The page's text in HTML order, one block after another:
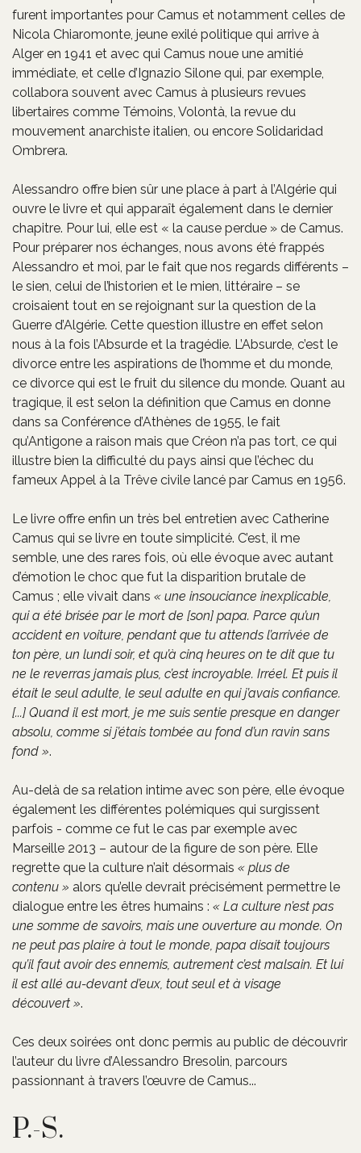
furent importantes pour Camus et notamment celles de
Nicola Chiaromonte, jeune exilé politique qui arrive à
Alger en 1941 et avec qui Camus noue une amitié
immédiate, et celle d’Ignazio Silone qui, par exemple,
collabora souvent avec Camus à plusieurs revues
libertaires comme Témoins, Volontà, la revue du
mouvement anarchiste italien, ou encore Solidaridad
Ombrera.
Alessandro offre bien sûr une place à part à l’Algérie qui
ouvre le livre et qui apparaît également dans le dernier
chapitre. Pour lui, elle est « la cause perdue » de Camus.
Pour préparer nos échanges, nous avons été frappés
Alessandro et moi, par le fait que nos regards différents –
le sien, celui de l’historien et le mien, littéraire – se
croisaient tout en se rejoignant sur la question de la
Guerre d’Algérie. Cette question illustre en effet selon
nous à la fois l’Absurde et la tragédie. L’Absurde, c’est le
divorce entre les aspirations de l’homme et du monde,
ce divorce qui est le fruit du silence du monde. Quant au
tragique, il est selon la définition que Camus en donne
dans sa Conférence d’Athènes de 1955, le fait
qu’Antigone a raison mais que Créon n’a pas tort, ce qui
illustre bien la difficulté du pays ainsi que l’échec du
fameux Appel à la Trêve civile lancé par Camus en 1956.
Le livre offre enfin un très bel entretien avec Catherine
Camus qui se livre en toute simplicité. C’est, il me
semble, une des rares fois, où elle évoque avec autant
d’émotion le choc que fut la disparition brutale de
Camus ; elle vivait dans « une insouciance inexplicable,
qui a été brisée par le mort de [son] papa. Parce qu’un
accident en voiture, pendant que tu attends l’arrivée de
ton père, un lundi soir, et qu’à cinq heures on te dit que tu
ne le reverras jamais plus, c’est incroyable. Irréel. Et puis il
était le seul adulte, le seul adulte en qui j’avais confiance.
[...] Quand il est mort, je me suis sentie presque en danger
absolu, comme si j’étais tombée au fond d’un ravin sans
fond ».
Au-delà de sa relation intime avec son père, elle évoque
également les différentes polémiques qui surgissent
parfois - comme ce fut le cas par exemple avec
Marseille 2013 – autour de la figure de son père. Elle
regrette que la culture n’ait désormais « plus de
contenu » alors qu’elle devrait précisément permettre le
dialogue entre les êtres humains : « La culture n’est pas
une somme de savoirs, mais une ouverture au monde. On
ne peut pas plaire à tout le monde, papa disait toujours
qu’il faut avoir des ennemis, autrement c’est malsain. Et lui
il est allé au-devant d’eux, tout seul et à visage
découvert ».
Ces deux soirées ont donc permis au public de découvrir
l’auteur du livre d’Alessandro Bresolin, parcours
passionnant à travers l’œuvre de Camus...
P.-S.